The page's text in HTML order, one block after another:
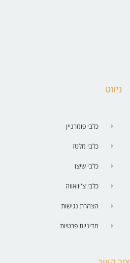
ניווט
כלבי פומרניין
כלבי מלטז
כלבי שיצו
כלבי צ'יוואווה
הצהרת נגישות
מדיניות פרטיות